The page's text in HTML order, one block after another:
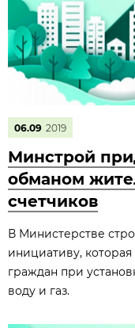
06.09 2019
Минстрой
обманом
счетчиков
В Министерстве
инициативу,
граждан при
воду и газ.